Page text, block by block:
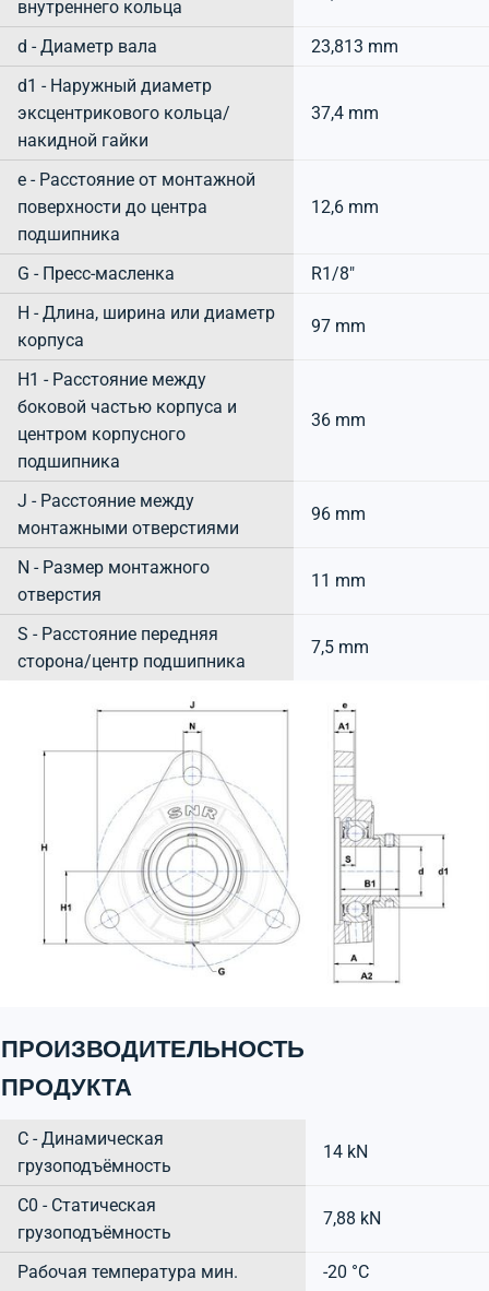
внутреннего кольца
d - Диаметр вала
23,813 mm
d1 - Наружный диаметр
эксцентрикового кольца/
накидной гайки
37,4 mm
e - Расстояние от монтажной
поверхности до центра
подшипника
12,6 mm
G - Пресс-масленка
R1/8"
H - Длина, ширина или диаметр
корпуса
97 mm
H1 - Расстояние между
боковой частью корпуса и
центром корпусного
подшипника
36 mm
J - Расстояние между
монтажными отверстиями
96 mm
N - Размер монтажного
отверстия
11 mm
S - Расстояние передняя
сторона/центр подшипника
7,5 mm
ПРОИЗВОДИТЕЛЬНОСТЬ
ПРОДУКТА
C - Динамическая
грузоподъёмность
14 kN
C0 - Статическая
грузоподъёмность
7,88 kN
Рабочая температура мин.
-20 °C